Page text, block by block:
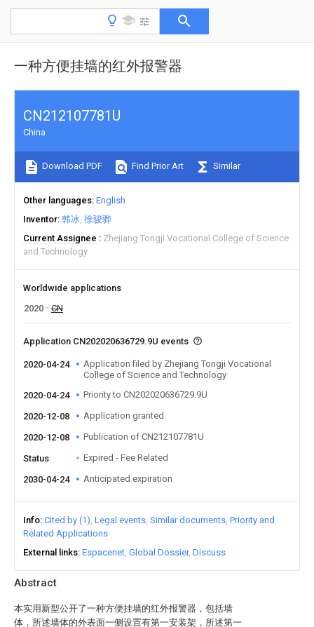
一种方便挂墙的红外报警器
Abstract
本实用新型公开了一种方便挂墙的红外报警器，包括墙
体，所述墙体的外表面一侧设置有第一安装架，所述第一
CN212107781U
China
Download PDF Find Prior Art Similar
Other languages English
Inventor 韩冰 徐骏骅
Current Assignee
Zhejiang Tongji Vocational College of Science
and Technology
Worldwide applications
2020
CN
Application CN202020636729.9U events
2020-04-24
Application filed by Zhejiang Tongji Vocational
College of Science and Technology
2020-04-24
Priority to CN202020636729.9U
2020-12-08 Application granted
2020-12-08 Publication of CN212107781U
Status Expired - Fee Related
2030-04-24 Anticipated expiration
Info Cited by (1) Legal events Similar documents Priority and
Related Applications
External links Espacenet Global Dossier Discuss